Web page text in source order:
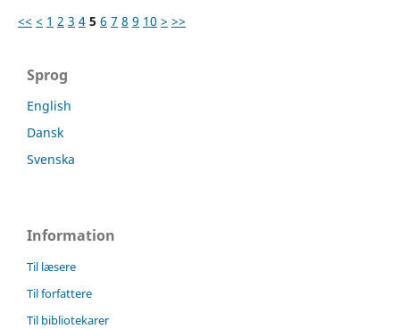
<< < 1 2 3 4 5 6 7 8 9 10 > >>
Sprog
English
Dansk
Svenska
Information
Til læsere
Til forfattere
Til bibliotekarer